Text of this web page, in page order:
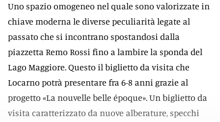
Uno spazio omogeneo nel quale sono valorizzate in
chiave moderna le diverse peculiarità legate al
passato che si incontrano spostandosi dalla
piazzetta Remo Rossi fino a lambire la sponda del
Lago Maggiore. Questo il biglietto da visita che
Locarno potrà presentare fra 6-8 anni grazie al
progetto «La nouvelle belle époque». Un biglietto da
visita caratterizzato da nuove alberature, specchi